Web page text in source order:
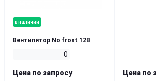
в наличии
Вентилятор No frost 12В
0
Цена по запросу Цена по